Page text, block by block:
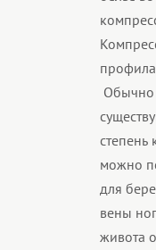
Обычно
степень
можно
для
вены
живота